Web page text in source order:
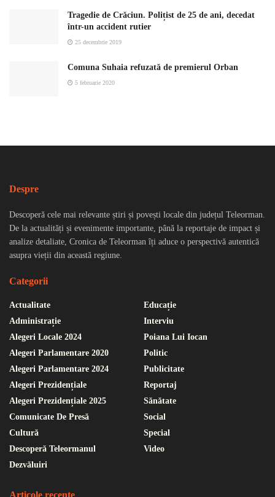
Tragedie de Crăciun. Polițist de 25 de ani, decedat
într-un accident rutier
25 decembrie 2019
Comuna Suhaia refuzată de premierul Orban
5 februarie 2020
Despre
Descoperă cele mai relevante știri și povești locale din județul Teleorman.
De la actualități și evenimente importante, până la reportaje de impact și
analize detaliate, Cronica de Teleorman îți aduce o perspectivă autentică
asupra vieții din această regiune.
Categorii
Actualitate
Administrație
Alegeri Locale 2024
Alegeri Parlamentare 2020
Alegeri Parlamentare 2024
Alegeri Prezidențiale
Alegeri Prezidențiale 2025
Comunicate De Presă
Cultură
Descoperă Teleormanul
Dezvăluiri
Educație
Interviu
Poiana Lui Iocan
Politic
Publicitate
Reportaj
Sănătate
Social
Special
Video
Articole recente